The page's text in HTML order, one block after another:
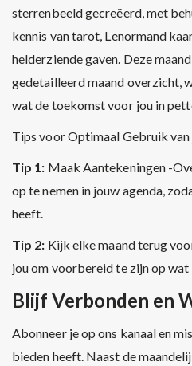
sterrenbeeld gecreëerd, met
kennis van tarot, Lenormand
helderziende gaven. Deze
gedetailleerd maand overzicht,
wat de toekomst voor jou in
Tips voor Optimaal Gebruik
Tip 1: Maak Aantekeningen -
op te nemen in jouw agenda,
heeft.
Tip 2: Kijk elke maand terug
jou om voorbereid te zijn op wat
Blijf Verbonden en
Abonneer je op ons kanaal en
bieden heeft. Naast de